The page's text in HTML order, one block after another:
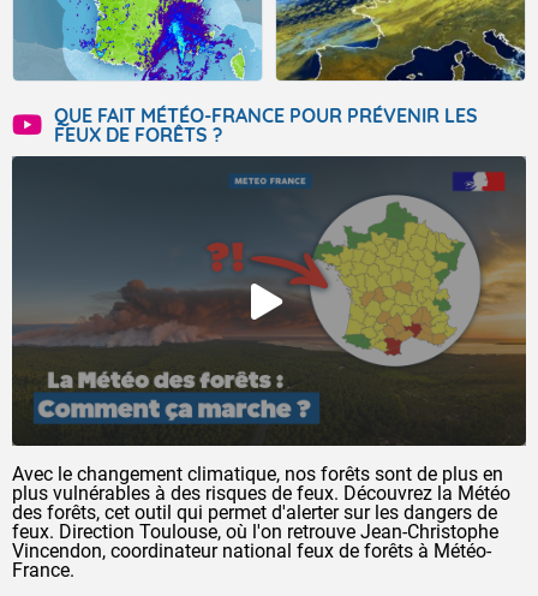
QUE FAIT MÉTÉO-FRANCE POUR PRÉVENIR LES
FEUX DE FORÊTS ?
Avec le changement climatique, nos forêts sont de plus en
plus vulnérables à des risques de feux. Découvrez la Météo
des forêts, cet outil qui permet d'alerter sur les dangers de
feux. Direction Toulouse, où l'on retrouve Jean-Christophe
Vincendon, coordinateur national feux de forêts à Météo-
France.